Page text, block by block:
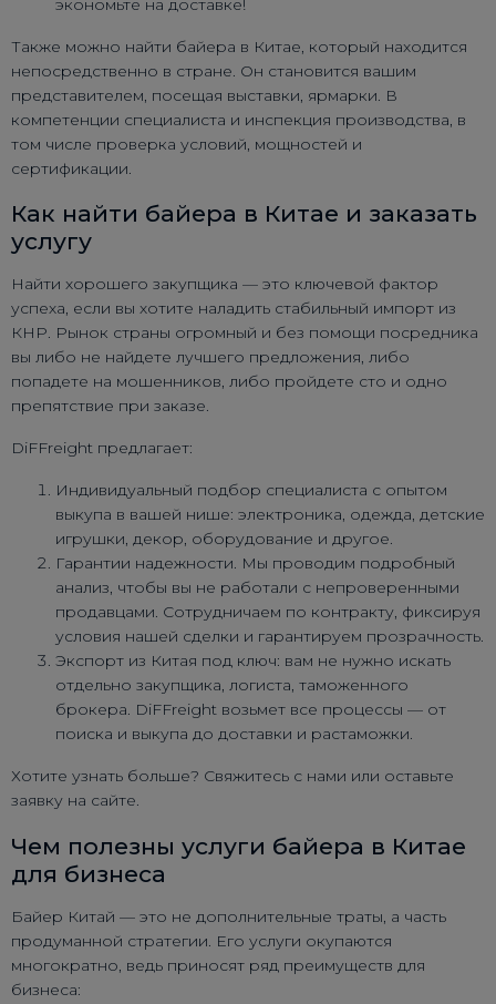
экономьте на доставке!
Также можно найти байера в Китае, который находится
непосредственно в стране. Он становится вашим
представителем, посещая выставки, ярмарки. В
компетенции специалиста и инспекция производства, в
том числе проверка условий, мощностей и
сертификации.
Как найти байера в Китае и заказать
услугу
Найти хорошего закупщика — это ключевой фактор
успеха, если вы хотите наладить стабильный импорт из
КНР. Рынок страны огромный и без помощи посредника
вы либо не найдете лучшего предложения, либо
попадете на мошенников, либо пройдете сто и одно
препятствие при заказе.
DiFFreight предлагает:
Индивидуальный подбор специалиста с опытом
выкупа в вашей нише: электроника, одежда, детские
игрушки, декор, оборудование и другое.
Гарантии надежности. Мы проводим подробный
анализ, чтобы вы не работали с непроверенными
продавцами. Сотрудничаем по контракту, фиксируя
условия нашей сделки и гарантируем прозрачность.
Экспорт из Китая под ключ: вам не нужно искать
отдельно закупщика, логиста, таможенного
брокера. DiFFreight возьмет все процессы — от
поиска и выкупа до доставки и растаможки.
Хотите узнать больше? Свяжитесь с нами или оставьте
заявку на сайте.
Чем полезны услуги байера в Китае
для бизнеса
Байер Китай — это не дополнительные траты, а часть
продуманной стратегии. Его услуги окупаются
многократно, ведь приносят ряд преимуществ для
бизнеса: